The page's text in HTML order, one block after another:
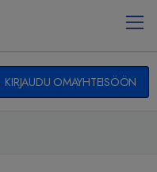
KIRJAUDU OMAYHTEISÖÖN